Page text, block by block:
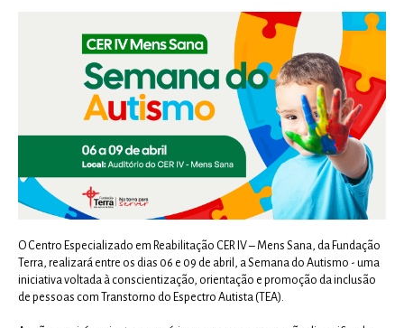
O Centro Especializado em Reabilitação CER IV – Mens Sana, da Fundação
Terra, realizará entre os dias 06 e 09 de abril, a Semana do Autismo - uma
iniciativa voltada à conscientização, orientação e promoção da inclusão
de pessoas com Transtorno do Espectro Autista (TEA).